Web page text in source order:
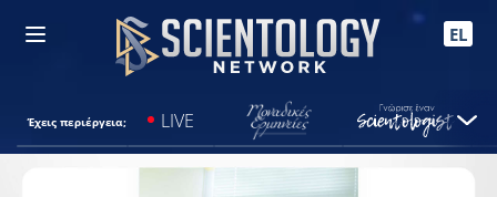
EL
Έχεις περιέργεια; LIVE